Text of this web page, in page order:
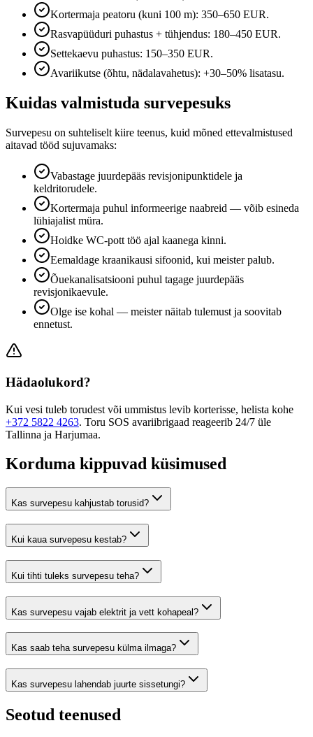
Kortermaja peatoru (kuni 100 m): 350–650 EUR.
Rasvapüüduri puhastus + tühjendus: 180–450 EUR.
Settekaevu puhastus: 150–350 EUR.
Avariikutse (õhtu, nädalavahetus): +30–50% lisatasu.
Kuidas valmistuda survepesuks
Survepesu on suhteliselt kiire teenus, kuid mõned ettevalmistused
aitavad tööd sujuvamaks:
Vabastage juurdepääs revisjonipunktidele ja
keldritorudele.
Kortermaja puhul informeerige naabreid — võib esineda
lühiajalist müra.
Hoidke WC-pott töö ajal kaanega kinni.
Eemaldage kraanikausi sifoonid, kui meister palub.
Õuekanalisatsiooni puhul tagage juurdepääs
revisjonikaevule.
Olge ise kohal — meister näitab tulemust ja soovitab
ennetust.
Hädaolukord?
Kui vesi tuleb torudest või ummistus levib korterisse, helista kohe
+372 5822 4263. Toru SOS avariibrigaad reageerib 24/7 üle
Tallinna ja Harjumaa.
Korduma kippuvad küsimused
Kas survepesu kahjustab torusid?
Kui kaua survepesu kestab?
Kui tihti tuleks survepesu teha?
Kas survepesu vajab elektrit ja vett kohapeal?
Kas saab teha survepesu külma ilmaga?
Kas survepesu lahendab juurte sissetungi?
Seotud teenused